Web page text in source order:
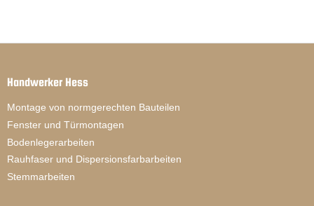
Handwerker Hess
Montage von normgerechten Bauteilen
Fenster und Türmontagen
Bodenlegerarbeiten
Rauhfaser und Dispersionsfarbarbeiten
Stemmarbeiten